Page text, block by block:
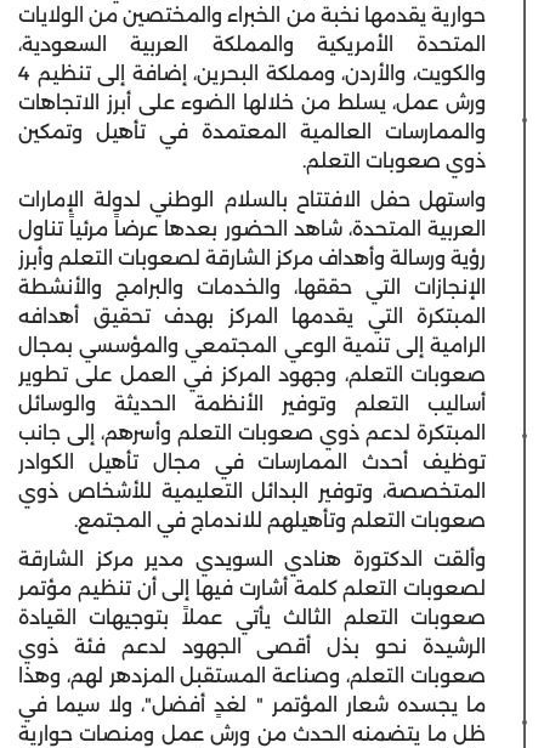
حوارية يقدمها نخبة من الخبراء والمختصين من الولايات
المتحدة الأمريكية والمملكة العربية السعودية،
والكويت، والأردن، ومملكة البحرين، إضافة إلى تنظيم 4
ورش عمل، يسلط من خلالها الضوء على أبرز الاتجاهات
والممارسات العالمية المعتمدة في تأهيل وتمكين
ذوي صعوبات التعلم.
واستهل حفل الافتتاح بالسلام الوطني لدولة الإمارات
العربية المتحدة، شاهد الحضور بعدها عرضاً مرئياً تناول
رؤية ورسالة وأهداف مركز الشارقة لصعوبات التعلم وأبرز
الإنجازات التي حققها، والخدمات والبرامج والأنشطة
المبتكرة التي يقدمها المركز بهدف تحقيق أهدافه
الرامية إلى تنمية الوعي المجتمعي والمؤسسي بمجال
صعوبات التعلم، وجهود المركز في العمل على تطوير
أساليب التعلم وتوفير الأنظمة الحديثة والوسائل
المبتكرة لدعم ذوي صعوبات التعلم وأسرهم، إلى جانب
توظيف أحدث الممارسات في مجال تأهيل الكوادر
المتخصصة، وتوفير البدائل التعليمية للأشخاص ذوي
صعوبات التعلم وتأهيلهم للاندماج في المجتمع.
وألقت الدكتورة هنادي السويدي مدير مركز الشارقة
لصعوبات التعلم كلمة أشارت فيها إلى أن تنظيم مؤتمر
صعوبات التعلم الثالث يأتي عملاً بتوجيهات القيادة
الرشيدة نحو بذل أقصى الجهود لدعم فئة ذوي
صعوبات التعلم، وصناعة المستقبل المزدهر لهم، وهذا
ما يجسده شعار المؤتمر " لغدٍ أفضل"، ولا سيما في
ظل ما يتضمنه الحدث من ورش عمل ومنصات حوارية